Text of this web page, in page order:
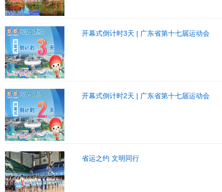
开幕式倒计时3天 | 广东省第十七届运动会
开幕式倒计时2天 | 广东省第十七届运动会
省运之约 文明同行